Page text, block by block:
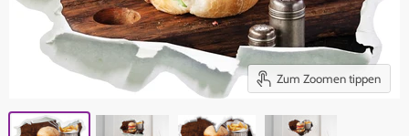
Zum Zoomen tippen